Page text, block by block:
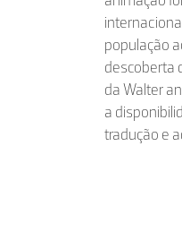
população
descoberta
da Walter
a
tradução e